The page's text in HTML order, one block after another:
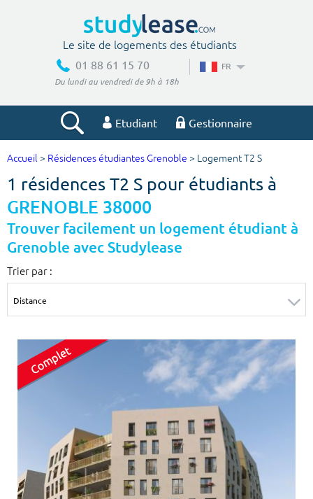
Le site de logements des étudiants
01 88 61 15 70
Du lundi au vendredi de 9h à 18h
FR
Etudiant Gestionnaire
Votre recherche
Ville, école
m² m²
Colocation
Votre date d'entrée
Accueil > Résidences étudiantes Grenoble > Logement T2 S
1 résidences T2 S pour étudiants à
GRENOBLE 38000
Trouver facilement un logement étudiant à
Grenoble avec Studylease
Trier par :